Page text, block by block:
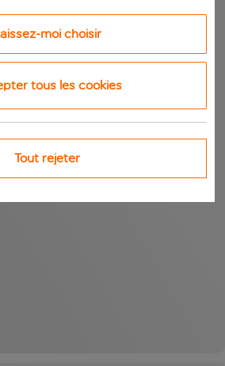
moi choisir
tous les cookies
Tout rejeter